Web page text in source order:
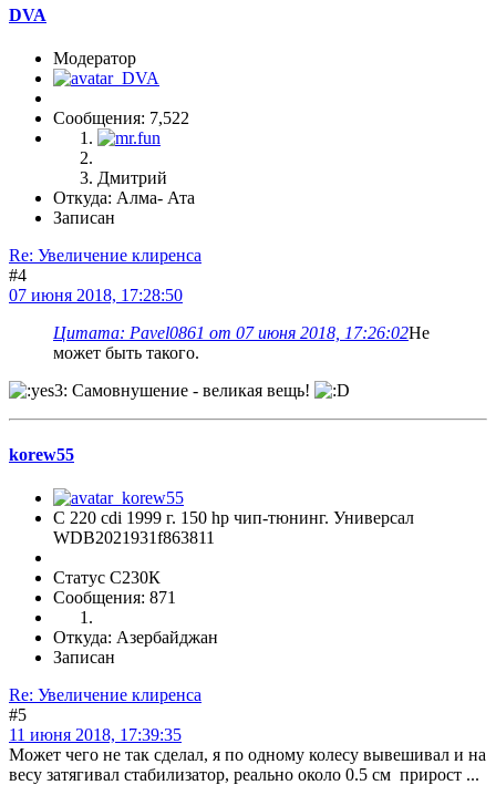
DVA
Модератор
Сообщения: 7,522
Дмитрий
Откуда: Алма- Ата
Записан
Re: Увеличение клиренса
#4
07 июня 2018, 17:28:50
Цитата: Pavel0861 от 07 июня 2018, 17:26:02Не
может быть такого.
Самовнушение - великая вещь!
korew55
C 220 cdi 1999 г. 150 hp чип-тюнинг. Универсал
WDB2021931f863811
Статус С230К
Сообщения: 871
Откуда: Азербайджан
Записан
Re: Увеличение клиренса
#5
11 июня 2018, 17:39:35
Может чего не так сделал, я по одному колесу вывешивал и на
весу затягивал стабилизатор, реально около 0.5 см прирост ...